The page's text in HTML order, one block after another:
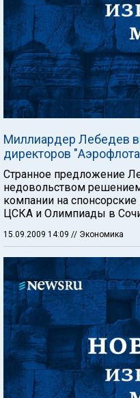
Миллиардер Лебедев
директоров
Странное предложение
недовольством
компании на
ЦСКА и Олимпиады в
15.09.2009 14:09 // Экономика